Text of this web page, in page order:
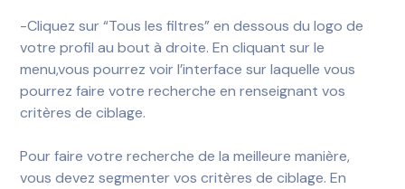
-Cliquez sur “Tous les filtres” en dessous du logo de
votre profil au bout à droite. En cliquant sur le
menu,vous pourrez voir l’interface sur laquelle vous
pourrez faire votre recherche en renseignant vos
critères de ciblage.
Pour faire votre recherche de la meilleure manière,
vous devez segmenter vos critères de ciblage. En